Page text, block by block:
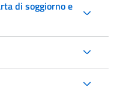
di soggiorno e